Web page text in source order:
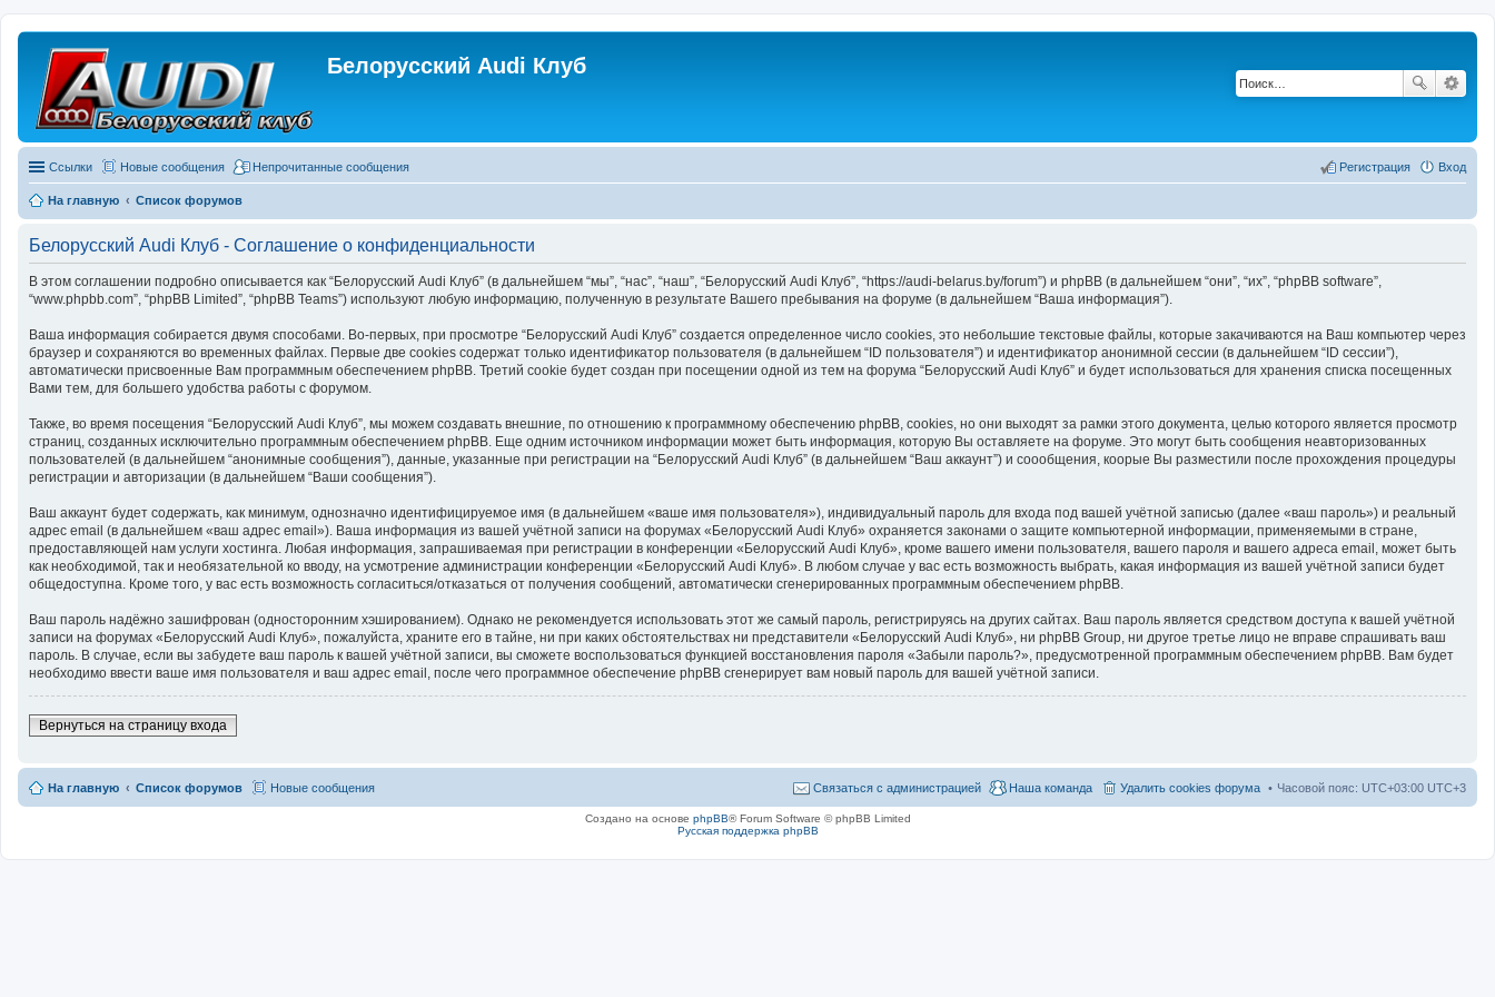
Белорусский Audi Клуб
Ссылки Новые сообщения Непрочитанные сообщения Вход
Регистрация
На главную Список форумов
Белорусский Audi Клуб - Соглашение о конфиденциальности
В этом соглашении подробно описывается как “Белорусский Audi Клуб” (в дальнейшем “мы”, “нас”, “наш”, “Белорусский Audi Клуб”, “https://audi-belarus.by/forum”) и phpBB (в дальнейшем “они”, “их”, “phpBB software”,
“www.phpbb.com”, “phpBB Limited”, “phpBB Teams”) используют любую информацию, полученную в результате Вашего пребывания на форуме (в дальнейшем “Ваша информация”).
Ваша информация собирается двумя способами. Во-первых, при просмотре “Белорусский Audi Клуб” создается определенное число cookies, это небольшие текстовые файлы, которые закачиваются на Ваш компьютер через
браузер и сохраняются во временных файлах. Первые две cookies содержат только идентификатор пользователя (в дальнейшем “ID пользователя”) и идентификатор анонимной сессии (в дальнейшем “ID сессии”),
автоматически присвоенные Вам программным обеспечением phpBB. Третий cookie будет создан при посещении одной из тем на форума “Белорусский Audi Клуб” и будет использоваться для хранения списка посещенных
Вами тем, для большего удобства работы с форумом.
Также, во время посещения “Белорусский Audi Клуб”, мы можем создавать внешние, по отношению к программному обеспечению phpBB, cookies, но они выходят за рамки этого документа, целью которого является просмотр
страниц, созданных исключительно программным обеспечением phpBB. Еще одним источником информации может быть информация, которую Вы оставляете на форуме. Это могут быть сообщения неавторизованных
пользователей (в дальнейшем “анонимные сообщения”), данные, указанные при регистрации на “Белорусский Audi Клуб” (в дальнейшем “Ваш аккаунт”) и соообщения, коорые Вы разместили после прохождения процедуры
регистрации и авторизации (в дальнейшем “Ваши сообщения”).
Ваш аккаунт будет содержать, как минимум, однозначно идентифицируемое имя (в дальнейшем «ваше имя пользователя»), индивидуальный пароль для входа под вашей учётной записью (далее «ваш пароль») и реальный
адрес email (в дальнейшем «ваш адрес email»). Ваша информация из вашей учётной записи на форумах «Белорусский Audi Клуб» охраняется законами о защите компьютерной информации, применяемыми в стране,
предоставляющей нам услуги хостинга. Любая информация, запрашиваемая при регистрации в конференции «Белорусский Audi Клуб», кроме вашего имени пользователя, вашего пароля и вашего адреса email, может быть
как необходимой, так и необязательной ко вводу, на усмотрение администрации конференции «Белорусский Audi Клуб». В любом случае у вас есть возможность выбрать, какая информация из вашей учётной записи будет
общедоступна. Кроме того, у вас есть возможность согласиться/отказаться от получения сообщений, автоматически сгенерированных программным обеспечением phpBB.
Ваш пароль надёжно зашифрован (односторонним хэшированием). Однако не рекомендуется использовать этот же самый пароль, регистрируясь на других сайтах. Ваш пароль является средством доступа к вашей учётной
записи на форумах «Белорусский Audi Клуб», пожалуйста, храните его в тайне, ни при каких обстоятельствах ни представители «Белорусский Audi Клуб», ни phpBB Group, ни другое третье лицо не вправе спрашивать ваш
пароль. В случае, если вы забудете ваш пароль к вашей учётной записи, вы сможете воспользоваться функцией восстановления пароля «Забыли пароль?», предусмотренной программным обеспечением phpBB. Вам будет
необходимо ввести ваше имя пользователя и ваш адрес email, после чего программное обеспечение phpBB сгенерирует вам новый пароль для вашей учётной записи.
Вернуться на страницу входа
На главную Список форумов Новые сообщения Часовой пояс: UTC+03:00 UTC+3
Удалить cookies форума
Наша команда
Связаться с администрацией
Создано на основе phpBB® Forum Software © phpBB Limited
Русская поддержка phpBB